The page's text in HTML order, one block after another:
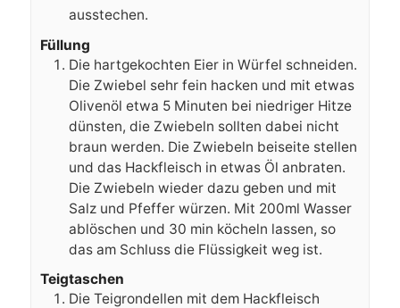
ausstechen.
Füllung
Die hartgekochten Eier in Würfel schneiden.
Die Zwiebel sehr fein hacken und mit etwas
Olivenöl etwa 5 Minuten bei niedriger Hitze
dünsten, die Zwiebeln sollten dabei nicht
braun werden. Die Zwiebeln beiseite stellen
und das Hackfleisch in etwas Öl anbraten.
Die Zwiebeln wieder dazu geben und mit
Salz und Pfeffer würzen. Mit 200ml Wasser
ablöschen und 30 min köcheln lassen, so
das am Schluss die Flüssigkeit weg ist.
Teigtaschen
Die Teigrondellen mit dem Hackfleisch